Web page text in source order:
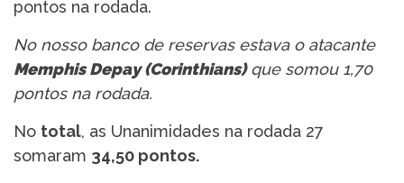
pontos na rodada.
No nosso banco de reservas estava o atacante
Memphis Depay (Corinthians)que somou 1,70
pontos na rodada.
No total, as Unanimidades na rodada 27
somaram 34,50 pontos.